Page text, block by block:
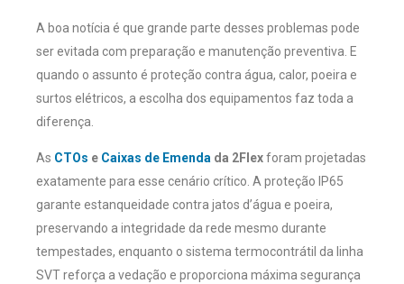
A boa notícia é que grande parte desses problemas pode
ser evitada com preparação e manutenção preventiva. E
quando o assunto é proteção contra água, calor, poeira e
surtos elétricos, a escolha dos equipamentos faz toda a
diferença.
As CTOs e Caixas de Emenda da 2Flexforam projetadas
exatamente para esse cenário crítico. A proteção IP65
garante estanqueidade contra jatos d’água e poeira,
preservando a integridade da rede mesmo durante
tempestades, enquanto o sistema termocontrátil da linha
SVT reforça a vedação e proporciona máxima segurança